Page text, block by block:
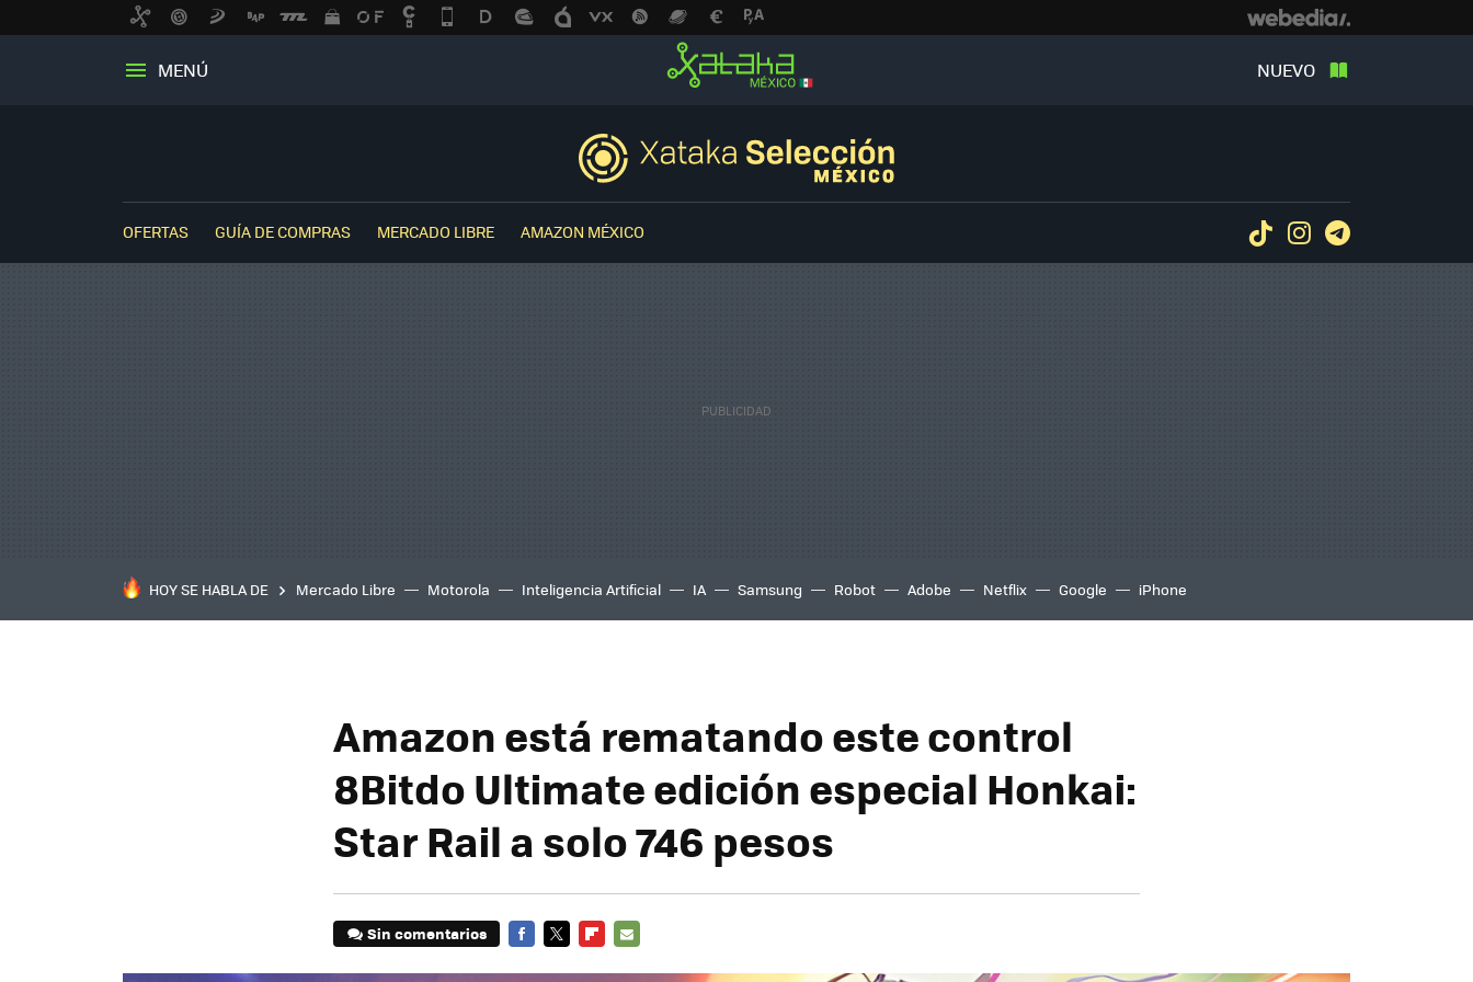
MENÚ NUEVO
OFERTAS GUÍA DE COMPRAS MERCADO LIBRE AMAZON MÉXICO TiktokInstagram
HOY SE HABLA DE Mercado Libre Motorola Inteligencia Artificial IA Samsung Robot Adobe Netflix Google iPhone
Amazon está rematando este control
8Bitdo Ultimate edición especial Honkai:
Star Rail a solo 746 pesos
Sin comentarios